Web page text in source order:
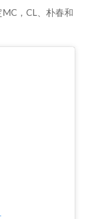
，CL、朴春和